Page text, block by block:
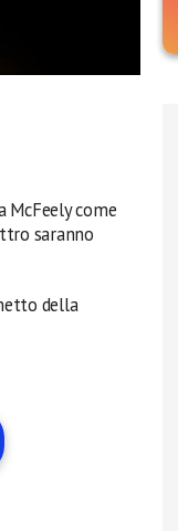
McFeely come
saranno
della